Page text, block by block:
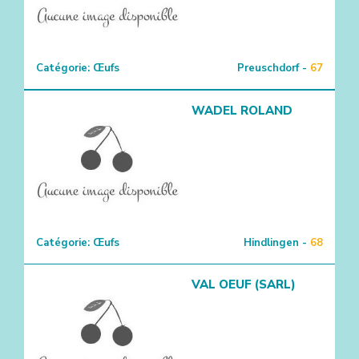
Catégorie: Œufs Preuschdorf - 67
WADEL ROLAND
Catégorie: Œufs Hindlingen - 68
VAL OEUF (SARL)